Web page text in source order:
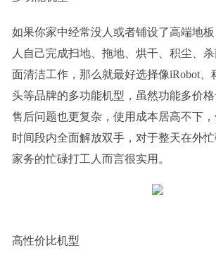
如果你家中经常没人或者铺设了高端地
人自己完成扫地、拖地、烘干、积尘、
面清洁工作，那么就最好选择像iRobot、
头等品牌的多功能机型，虽然功能多价
售后问题也更复杂，使用成本居高不下
时间段内全面解放双手，对于整天在外
家务的忙碌打工人而言很实用。
高性价比机型